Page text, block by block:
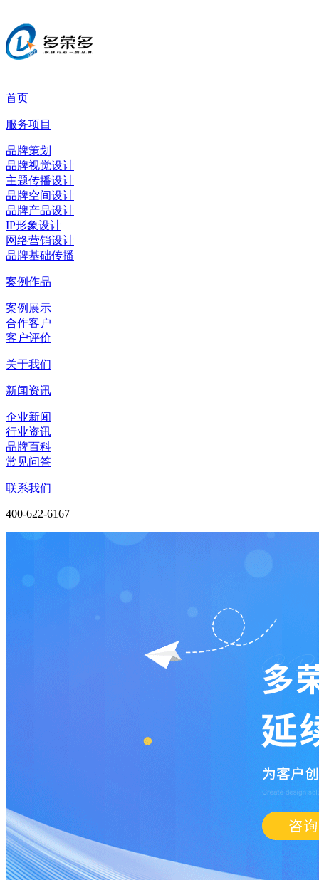
首页
服务项目
品牌策划
品牌视觉设计
主题传播设计
品牌空间设计
品牌产品设计
IP形象设计
网络营销设计
品牌基础传播
案例作品
案例展示
合作客户
客户评价
关于我们
新闻资讯
企业新闻
行业资讯
品牌百科
常见问答
联系我们
400-622-6167